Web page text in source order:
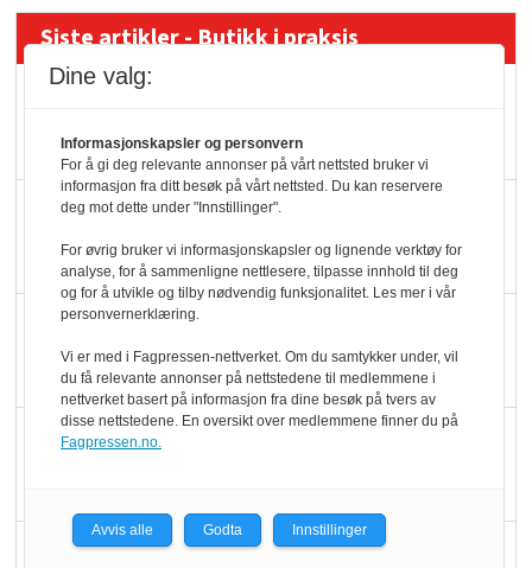
Siste artikler - Butikk i praksis
dundrer videre
Slik opprettholdes
ølsalget
Færre varer, men fulle
hyller
Q passerte 1 milliard i
Dine valg:
Informasjonskapsler og personvern
For å gi deg relevante annonser på vårt nettsted bruker vi
informasjon fra ditt besøk på vårt nettsted. Du kan reservere
deg mot dette under "Innstillinger".
For øvrig bruker vi informasjonskapsler og lignende verktøy for
analyse, for å sammenligne nettlesere, tilpasse innhold til deg
og for å utvikle og tilby nødvendig funksjonalitet. Les mer i vår
personvernerklæring.
Vi er med i Fagpressen-nettverket. Om du samtykker under, vil
du få relevante annonser på nettstedene til medlemmene i
nettverket basert på informasjon fra dine besøk på tvers av
disse nettstedene. En oversikt over medlemmene finner du på
Fagpressen.no.
Avvis alle Godta Innstillinger